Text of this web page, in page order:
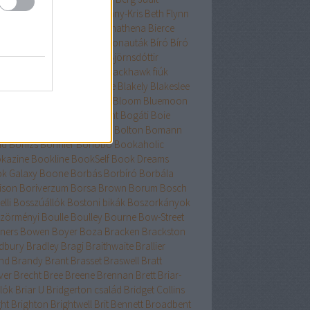
Berry Bethany-Kris Beth Flynn
Bhathena Bierce
Bionauták Bíró Bíró
Bishop
Björnsdóttir
Blackhawk fiúk
Blake Blakely Blakeslee
Bloom Bluemoon
Body Count Bogáti Boie
Bolton Bomann
BónizsBonnierBonobó Bookaholic
Bookline BookSelf Book Dreams
Galaxy Boone Borbás Borbíró Borbála
Boriverzum Borsa Brown Borum Bosch
Bosszúállók Bostoni bikák Boszorkányok
Boulle Boulley Bourne Bow-Street
Bowen Boyer Boza Bracken Brackston
Bradley Bragi Braithwaite Brallier
Brandy Brant Brasset Braswell Bratt
Brecht Bree Breene Brennan Brett Briar-
Briar U Bridgerton család Bridget Collins
Brighton Brightwell Brit Bennett Broadbent